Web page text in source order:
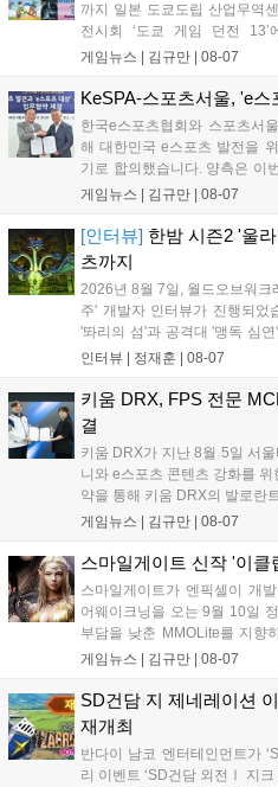
까지 일본 도쿄도립 산업무역
전시회 ‘도쿄 게임 던전 13’
‘JALECO ARCADE
입니다. 시연 참여 관람객에게
디 게임 생태계 활성화와 신규
게임뉴스 | 김규만 08-07
KeSPA-스포츠서울, 'e
한국e스포츠협회와 스포츠서
해 대한민국 e스포츠 발전을
기로 합의했습니다. 양측은 이
전문성을 강화하고 MZ세대를
김영만 회장은 10년 만에 재
성과와 가치를 널리 알리는 권
고 밝혔습니다....
게임뉴스 | 김규만 08-07
[인터뷰] 한밤 시즌2 '울
츠까지
2026년 8월 7일, 월드오브워크
주' 개발자 인터뷰가 진행되었
'똬리의 섬'과 공격대 '맹독 심
'소굴'을 포함합니다. 개발진은
를 표했습니다....
인터뷰 | 정재훈 08-07
키움 DRX, FPS 전문
결
키움 DRX가 지난 8월 5일 서
니와 e스포츠 콘텐츠 강화를
약을 통해 키움 DRX의 발로란
이터 네트워크를 결합하여 정
오프라인 연계 프로그램을 순
나설 계획이다....
게임뉴스 | 김규만 08-07
스마일게이트 신작 '이클
스마일게이트가 엔픽셀이 개
어웨이크닝을 오는 9월 10일
부담을 낮춘 MMOLite를 지향
특징으로 합니다. 현재 공식 홈
니다. 또한 카카오톡 채널 추
킨, 경품 이벤트 등 풍성한 혜
으고 있습니다....
게임뉴스 | 김규만 08-07
SD건담 지 제네레이션
재개최
반다이 남코 엔터테인먼트가
리 이벤트 ‘SD건담 외전Ⅰ 지